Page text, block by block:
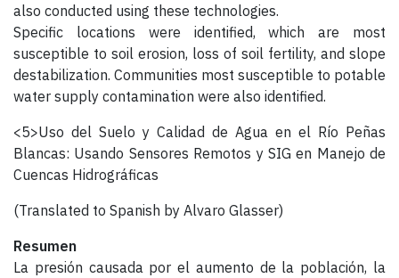
also conducted using these technologies.
Specific locations were identified, which are most
susceptible to soil erosion, loss of soil fertility, and slope
destabilization. Communities most susceptible to potable
water supply contamination were also identified.
<5>Uso del Suelo y Calidad de Agua en el Río Peñas
Blancas: Usando Sensores Remotos y SIG en Manejo de
Cuencas Hidrográficas
(Translated to Spanish by Alvaro Glasser)
Resumen
La presión causada por el aumento de la población, la